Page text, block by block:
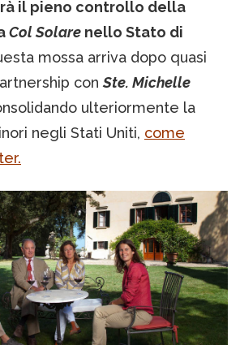
il pieno controllo della
Col Solare nello Stato di
mossa arriva dopo quasi
conSte. Michelle
ulteriormente la
negli Stati Uniti, come